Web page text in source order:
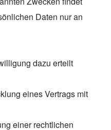
Daten nur an
dazu erteilt
eines Vertrags mit
einer rechtlichen